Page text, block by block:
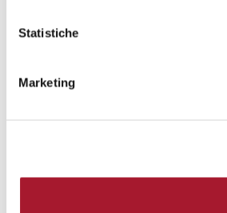
Statistiche
Marketing